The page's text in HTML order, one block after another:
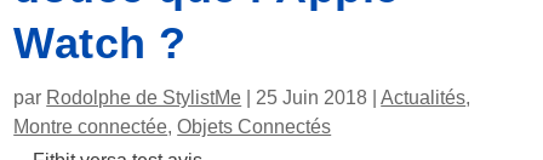
Watch ?
par Rodolphe de StylistMe 25 Juin 2018 |Actualités,
Montre connectée,Objets Connectés